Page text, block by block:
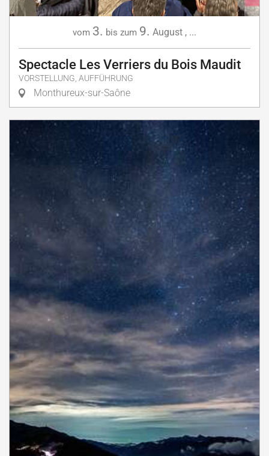
vom 3. bis zum 9. August , ...
Spectacle Les Verriers du Bois Maudit
VORSTELLUNG, AUFFÜHRUNG
Monthureux-sur-Saône